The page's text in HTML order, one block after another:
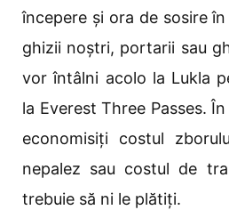
începere și ora de sosire
ghizii noștri, portarii sau
vor întâlni acolo la Lukla
la Everest Three Passes.
economisiți costul
nepalez sau costul de
trebuie să ni le plătiți.